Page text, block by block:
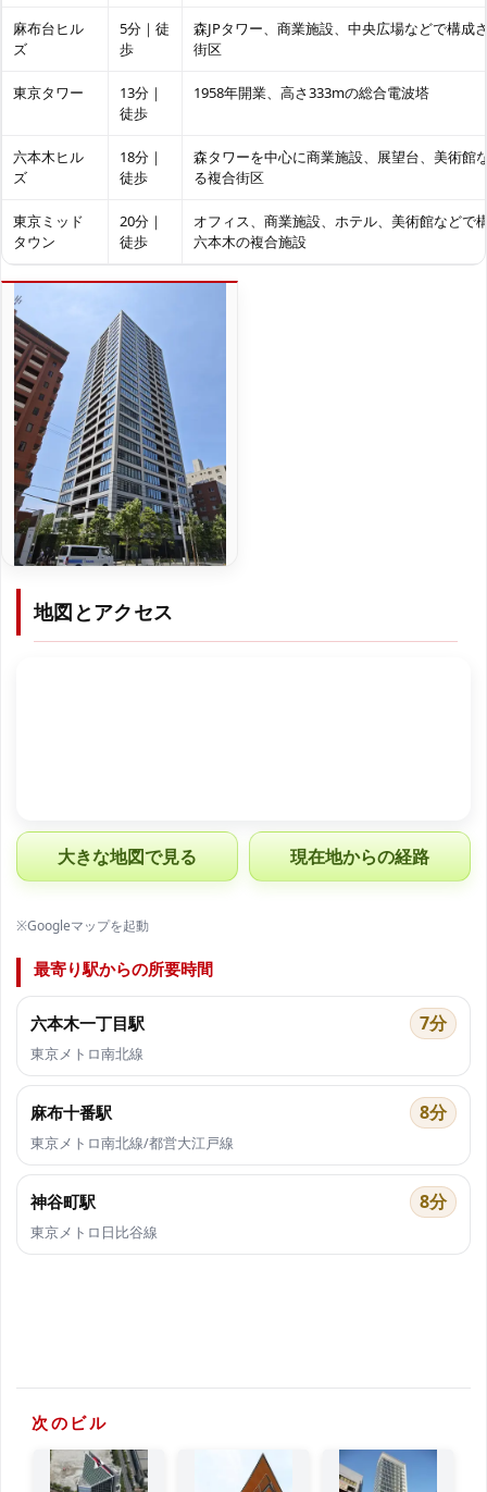
麻布台ヒル
ズ
5分｜徒
歩
森JPタワー、商業施設、中央広場などで構成
街区
東京タワー
13分｜
徒歩
1958年開業、高さ333mの総合電波塔
六本木ヒル
ズ
18分｜
徒歩
森タワーを中心に商業施設、展望台、美術館
る複合街区
東京ミッド
タウン
20分｜
徒歩
オフィス、商業施設、ホテル、美術館などで
六本木の複合施設
地図とアクセス
大きな地図で見る 現在地からの経路
※Googleマップを起動
最寄り駅からの所要時間
六本木一丁目駅 7分
東京メトロ南北線
麻布十番駅 8分
東京メトロ南北線/都営大江戸線
神谷町駅 8分
東京メトロ日比谷線
次のビル